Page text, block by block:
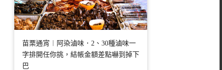
苗栗通宵︱阿染滷味．2、30種滷味一
字排開任你挑，結帳金額差點嚇到掉下
巴